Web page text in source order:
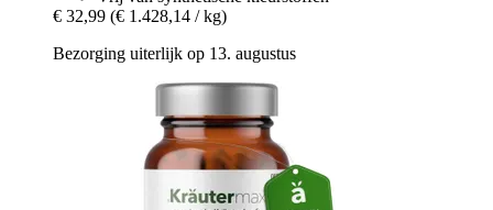
€ 32,99 (€ 1.428,14 / kg)
Bezorging uiterlijk op 13. augustus